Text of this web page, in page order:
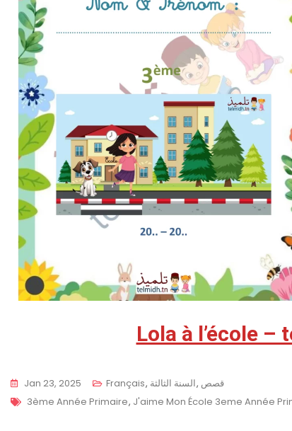
Lola à l’école –
Jan 23, 2025 Français, السنة الثالثة, قصص
3ème Année Primaire, J'aime Mon École 3eme Année